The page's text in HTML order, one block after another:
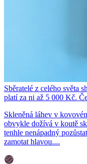
Sběratelé z celého světa
platí za ni až 5 000 Kč.
Skleněná láhev v
obvykle dožívá v koutě
tenhle nenápadný
zamotat hlavou....